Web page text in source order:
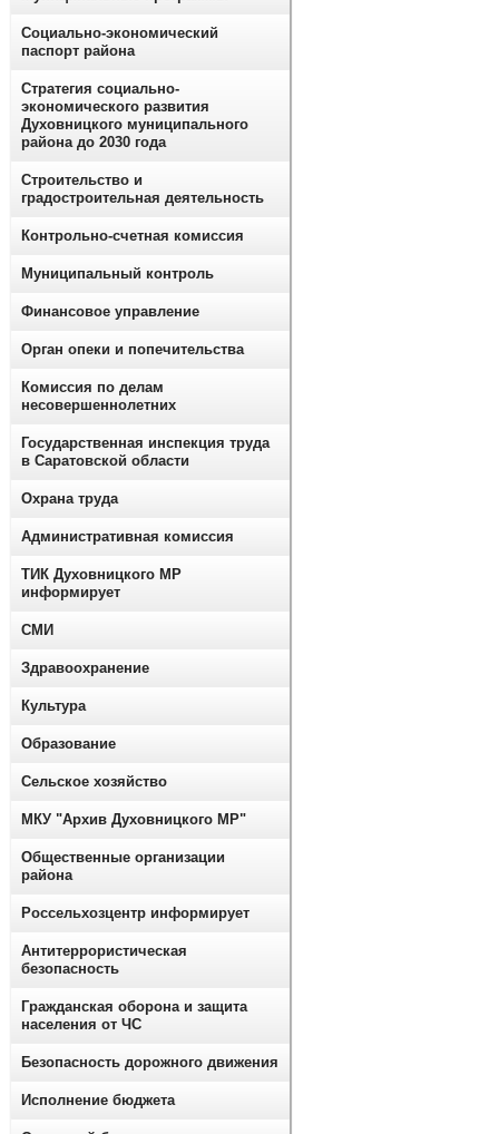
Социально-экономический
паспорт района
Стратегия социально-
экономического развития
Духовницкого муниципального
района до 2030 года
Строительство и
градостроительная деятельность
Контрольно-счетная комиссия
Муниципальный контроль
Финансовое управление
Орган опеки и попечительства
Комиссия по делам
несовершеннолетних
Государственная инспекция труда
в Саратовской области
Охрана труда
Административная комиссия
ТИК Духовницкого МР
информирует
СМИ
Здравоохранение
Культура
Образование
Сельское хозяйство
МКУ "Архив Духовницкого МР"
Общественные организации
района
Россельхозцентр информирует
Антитеррористическая
безопасность
Гражданская оборона и защита
населения от ЧС
Безопасность дорожного движения
Исполнение бюджета